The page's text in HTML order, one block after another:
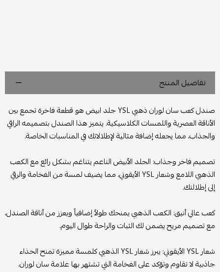
تفاصيل المنتج
صندل كعب سان لوران ذهبي YSL جلد ابيض هو قطعة فاخرة تجمع بين
الأناقة العصرية واللمسات الكلاسيكية. يتميز هذا الصندل بتصميمه الراقي
والجذاب، مما يجعله إضافة مثالية لإطلالاتك في المناسبات الخاصة.
تصميم فاخر وجذاب: الجلد الأبيض الناعم يتناغم بشكل رائع مع الكعب
الذهبي اللامع وشعار YSL الأيقوني، مما يضيف لمسة من الفخامة والرقي
إلى إطلالتك.
كعب عالي أنيق: الكعب الذهبي يمنحك طولاً إضافياً ويعزز من أناقة الصندل،
مع تصميم مريح يضمن لك الثبات والراحة طوال اليوم.
شعار YSL الأيقوني: يبرز شعار YSL الذهبي كلمسة مميزة تمنح الحذاء
جاذبية لا تقاوم وتؤكد على الفخامة التي تشتهر بها علامة سان لوران.